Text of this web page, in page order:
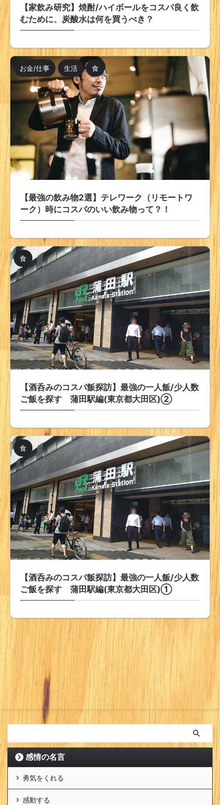
【家飲み研究】焼酎/ハイボールをコスパ良く飲
むために、炭酸水は何を買うべき？
お金/仕事 生活 食
【最強の飲み物2選】テレワーク（リモートワ
ーク）時にコスパのいい飲み物って？！
食
【酒呑みのコスパ飯探訪】最強の一人飯/少人数
ご飯を探す 蒲田駅編(東京都大田区)②
食
【酒呑みのコスパ飯探訪】最強の一人飯/少人数
ご飯を探す 蒲田駅編(東京都大田区)①
感情の名言
勇気をくれる
感動する